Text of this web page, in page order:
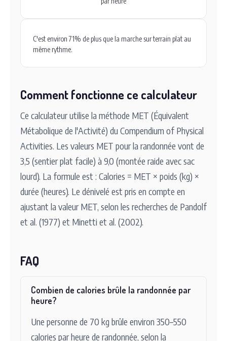
C'est environ 71% de plus que la marche sur terrain plat au
même rythme.
Comment fonctionne ce calculateur
Ce calculateur utilise la méthode MET (Équivalent
Métabolique de l'Activité) du Compendium of Physical
Activities. Les valeurs MET pour la randonnée vont de
3,5 (sentier plat facile) à 9,0 (montée raide avec sac
lourd). La formule est : Calories = MET × poids (kg) ×
durée (heures). Le dénivelé est pris en compte en
ajustant la valeur MET, selon les recherches de Pandolf
et al. (1977) et Minetti et al. (2002).
FAQ
Combien de calories brûle la randonnée par
heure?
Une personne de 70 kg brûle environ 350–550
calories par heure de randonnée, selon la